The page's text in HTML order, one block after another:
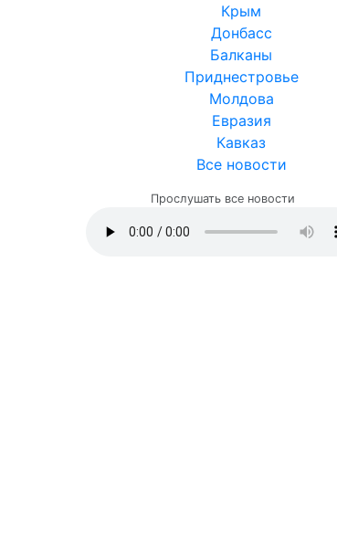
Крым
Донбасс
Балканы
Приднестровье
Молдова
Евразия
Кавказ
Все новости
Прослушать все новости